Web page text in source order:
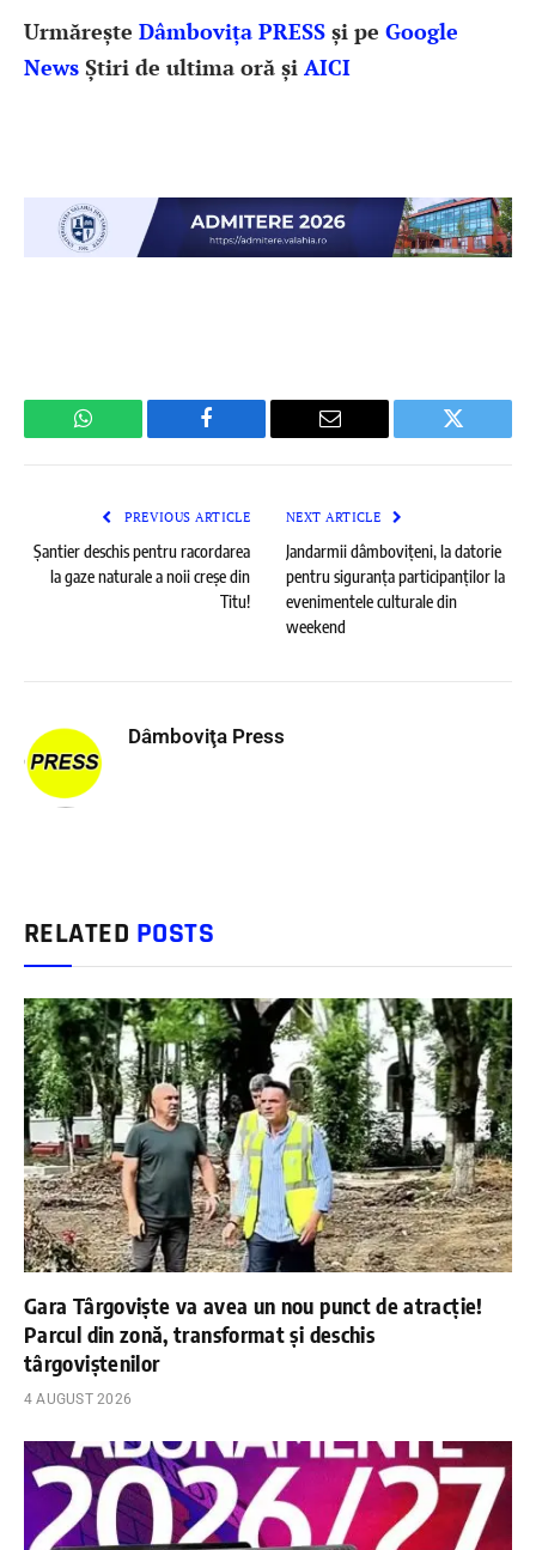
Urmărește Dâmbovița PRESS și pe Google
News Știri de ultima oră și AICI
WhatsApp Facebook Email Twitter
PREVIOUS ARTICLE
Șantier deschis pentru racordarea
la gaze naturale a noii creșe din
Titu!
NEXT ARTICLE
Jandarmii dâmbovițeni, la datorie
pentru siguranța participanților la
evenimentele culturale din
weekend
Dâmboviţa Press
RELATED POSTS
Gara Târgoviște va avea un nou punct de atracție!
Parcul din zonă, transformat și deschis
târgoviștenilor
4 AUGUST 2026